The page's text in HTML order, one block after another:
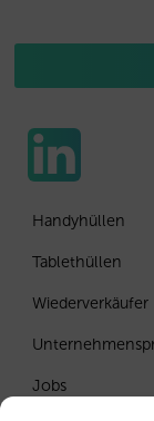
Handyhüllen
Tablethüllen
Wiederverkäufer
Jobs